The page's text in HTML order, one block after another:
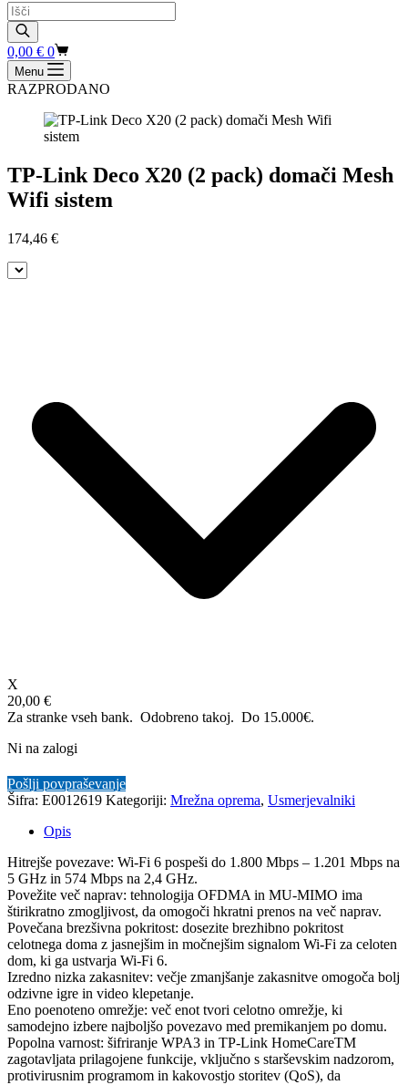
Products
search
Shopping
cart
0,00 € 0
Menu
RAZPRODANO
TP-Link Deco X20 (2 pack) domači Mesh
Wifi sistem
174,46 €
X
20,00 €
Za stranke vseh bank. Odobreno takoj. Do 15.000€.
Ni na zalogi
Pošlji povpraševanje
Šifra: E0012619 Kategoriji: Mrežna oprema, Usmerjevalniki
Opis
Hitrejše povezave: Wi-Fi 6 pospeši do 1.800 Mbps – 1.201 Mbps na
5 GHz in 574 Mbps na 2,4 GHz.
Povežite več naprav: tehnologija OFDMA in MU-MIMO ima
štirikratno zmogljivost, da omogoči hkratni prenos na več naprav.
Povečana brezšivna pokritost: dosezite brezhibno pokritost
celotnega doma z jasnejšim in močnejšim signalom Wi-Fi za celoten
dom, ki ga ustvarja Wi-Fi 6.
Izredno nizka zakasnitev: večje zmanjšanje zakasnitve omogoča bolj
odzivne igre in video klepetanje.
Eno poenoteno omrežje: več enot tvori celotno omrežje, ki
samodejno izbere najboljšo povezavo med premikanjem po domu.
Popolna varnost: šifriranje WPA3 in TP-Link HomeCareTM
zagotavljata prilagojene funkcije, vključno s starševskim nadzorom,
protivirusnim programom in kakovostjo storitev (QoS), da